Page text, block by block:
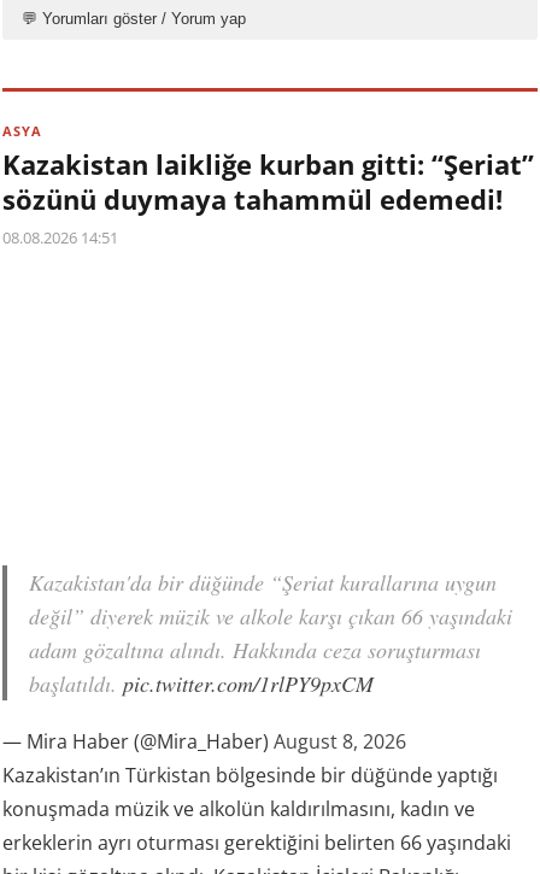
💬 Yorumları göster / Yorum yap
ASYA
Kazakistan laikliğe kurban gitti: “Şeriat”
sözünü duymaya tahammül edemedi!
08.08.2026 14:51
Kazakistan'da bir düğünde “Şeriat kurallarına uygun
değil” diyerek müzik ve alkole karşı çıkan 66 yaşındaki
adam gözaltına alındı. Hakkında ceza soruşturması
başlatıldı.pic.twitter.com/1rlPY9pxCM
— Mira Haber (@Mira_Haber)August 8, 2026
Kazakistan’ın Türkistan bölgesinde bir düğünde yaptığı
konuşmada müzik ve alkolün kaldırılmasını, kadın ve
erkeklerin ayrı oturması gerektiğini belirten 66 yaşındaki